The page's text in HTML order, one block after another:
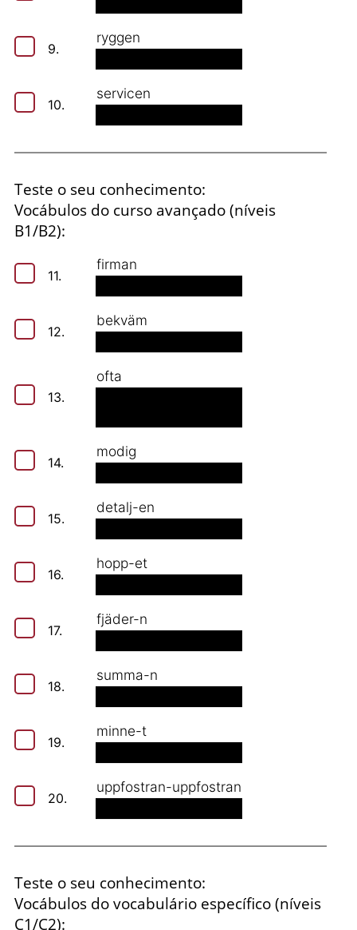
9.
ryggen
10.
servicen
Teste o seu conhecimento:
Vocábulos do curso avançado (níveis
B1/B2):
11.
firman
12.
bekväm
13.
ofta
14.
modig
15.
detalj-en
16.
hopp-et
17.
fjäder-n
18.
summa-n
19.
minne-t
20.
uppfostran-uppfostran
Teste o seu conhecimento:
Vocábulos do vocabulário específico (níveis
C1/C2):